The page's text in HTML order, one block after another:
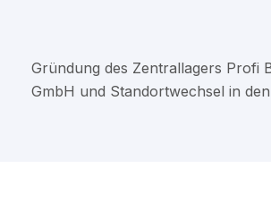
Gründung des Zentrallagers Profi
GmbH und Standortwechsel in